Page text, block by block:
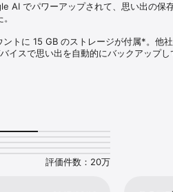
AI でパワーアップされて、思い出の保
トに 15 GB のストレージが付属*。他
イスで思い出を自動的にバックアップし
トレート ライトで照明と明るさを調整
でのカヤック」、「リサが裏庭で絵を
ます。
にフォト グルーピングにまとめて、ギャ
評価件数：20万